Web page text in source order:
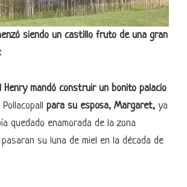
siendo un castillo fruto de una gran
Henry mandó construir un bonito palacio
para su esposa, Margaret, ya
quedado enamorada de la zona
su luna de miel en la década de